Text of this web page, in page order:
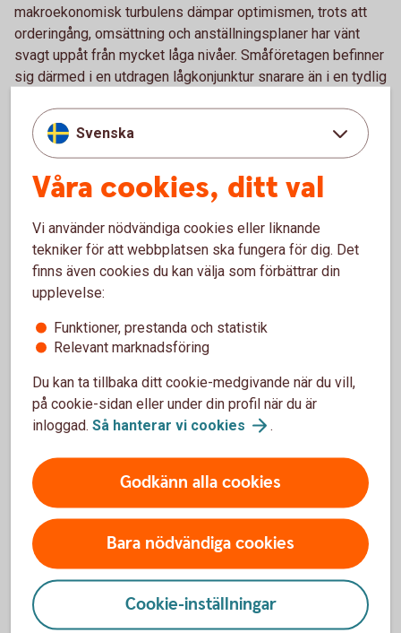
makroekonomisk turbulens dämpar optimismen, trots att
orderingång, omsättning och anställningsplaner har vänt
svagt uppåt från mycket låga nivåer. Småföretagen befinner
sig därmed i en utdragen lågkonjunktur snarare än i en tydlig
Sveriges småföretag befinner sig i en utdragen
lågkonjunktur, som ser ut att hålla i sig ett tag till. Under
hela 20-talet har utmaningar och konflikter utlöst
varandra. Kriget i Mellanöstern ger kännbara
som är lägre än vad den var i höstas. Orderingången,
omsättningen och anställningsplanerna har vänt upp –
men vi befinner fortsatt på låga nivåer, säger Jörgen
Kennemar, företagsekonom på Swedbank.
Försiktig förbättring i lönsamheten
Lönsamheten har förbättrats något jämfört med tidigare år. I
vårens mätning uppger 34 procent av småföretagen att
lönsamheten har stärkts, medan 31 procent uppger en
begränsat, särskilt bland de allra minsta företagen, även om
risken för konkurser har minskat.
Fortsatt svag efterfrågan
Svag efterfrågan är fortsatt det största tillväxthindret och
lyfts av 21 procent av företagen. Därefter följer
kompetensförsörjning och politisk oförutsägbarhet.
Svenska
Våra cookies, ditt val
Vi använder nödvändiga cookies eller liknande
tekniker för att webbplatsen ska fungera för dig. Det
finns även cookies du kan välja som förbättrar din
upplevelse:
Funktioner, prestanda och statistik
Relevant marknadsföring
Du kan ta tillbaka ditt cookie-medgivande när du vill,
på cookie-sidan eller under din profil när du är
inloggad. Så hanterar vi cookies .
Godkänn alla cookies
Bara nödvändiga cookies
Cookie-inställningar